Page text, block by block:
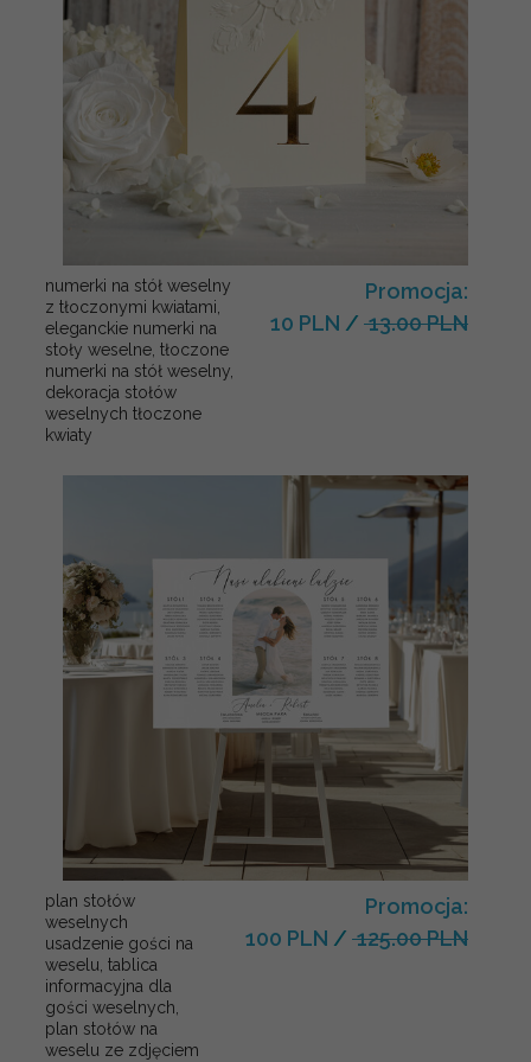
numerki na stół weselny
z tłoczonymi kwiatami,
eleganckie numerki na
stoły weselne, tłoczone
numerki na stół weselny,
dekoracja stołów
weselnych tłoczone
kwiaty
Promocja:
10 PLN / 13.00 PLN
plan stołów
weselnych
usadzenie gości na
weselu, tablica
informacyjna dla
gości weselnych,
plan stołów na
weselu ze zdjęciem
Promocja:
100 PLN / 125.00 PLN